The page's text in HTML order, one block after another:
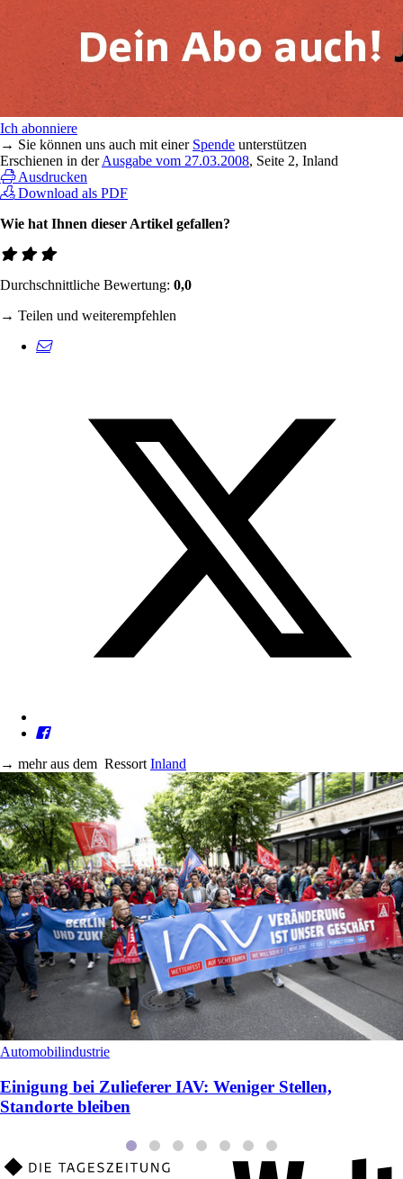
Ich abonniere
→ Sie können uns auch mit einer Spende unterstützen
Erschienen in derAusgabe vom 27.03.2008, Seite 2, Inland
Ausdrucken
Download als PDF
Wie hat Ihnen dieser Artikel gefallen?
Durchschnittliche Bewertung: 0,0
→ Teilen und weiterempfehlen
→ mehr aus dem Ressort Inland
Automobilindustrie
Einigung bei Zulieferer IAV: Weniger Stellen,
Standorte bleiben